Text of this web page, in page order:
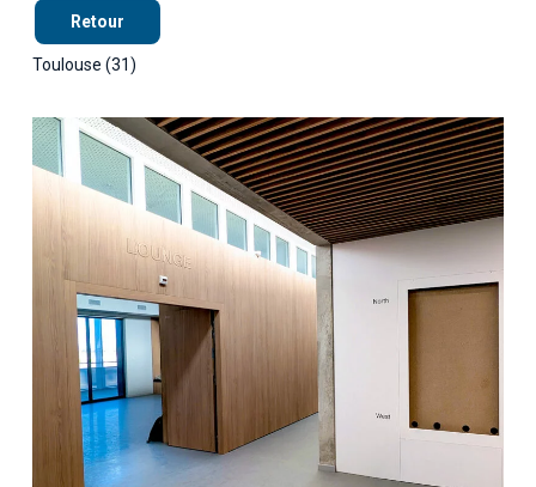
Retour
Toulouse (31)